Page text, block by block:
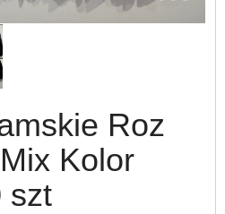
Roz
Kolor
szt